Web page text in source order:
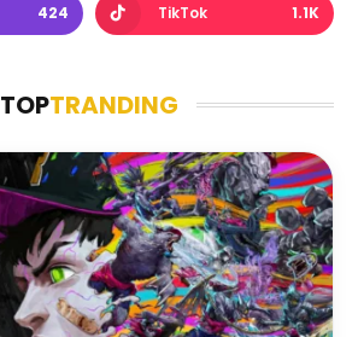
424 TikTok 1.1K
TOPTRANDING